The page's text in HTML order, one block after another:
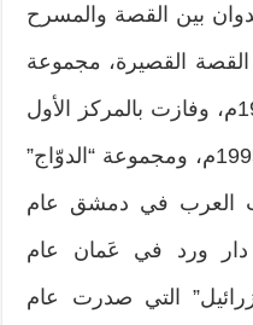
بين القصة والمسرح
القصيرة، مجموعة
“الرحى” التي صدرت عام 1994م، وفازت بالمركز الأول
في جائزة محمود تيمور عام 1995م، ومجموعة “الدوّاج”
العرب في دمشق عام
عن دار ورد في عَمان عام
التي صدرت عام